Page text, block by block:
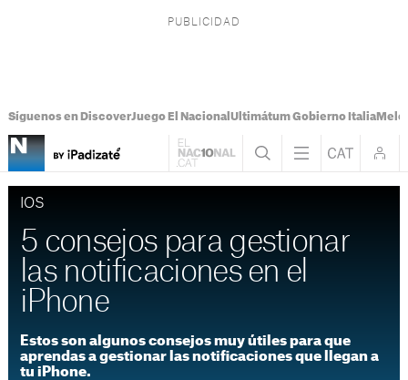
Síguenos en DiscoverJuego El Nacional Ultimátum Gobierno Italia
IOS
5 consejos para gestionar
las notificaciones en el
iPhone
Estos son algunos consejos muy útiles para que
aprendas a gestionar las notificaciones que llegan a
tu iPhone.